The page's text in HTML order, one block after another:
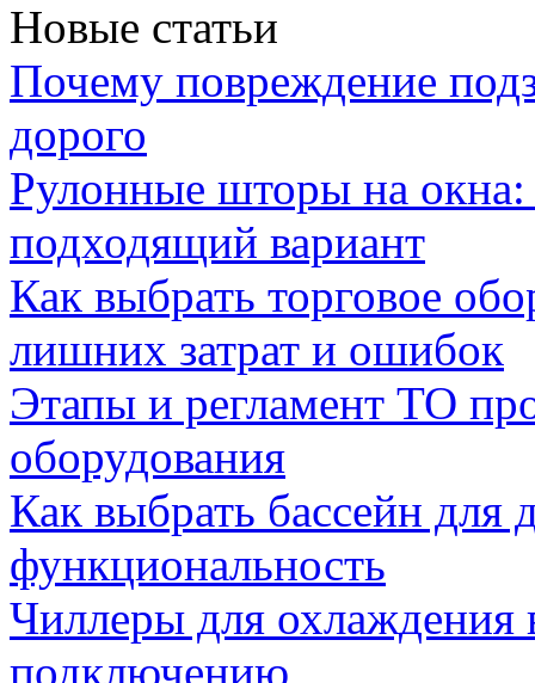
Новые статьи
Почему повреждение
дорого
Рулонные шторы на
подходящий вариант
Как выбрать торговое
лишних затрат и ошибок
Этапы и регламент ТО
оборудования
Как выбрать бассейн для
функциональность
Чиллеры для охлаждения
подключению